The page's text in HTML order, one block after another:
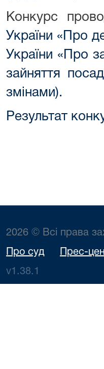
Конкурс
України «Про
України «Про
зайняття
змінами).
Результат
2026 © Всі права
Про суд Прес-
v1.38.1